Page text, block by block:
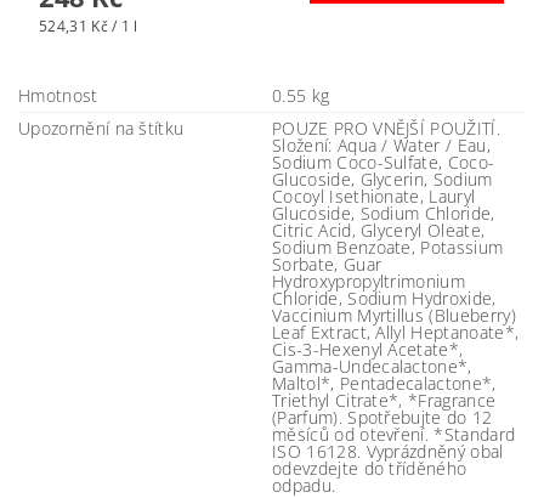
524,31 Kč / 1 l
Hmotnost
0.55 kg
Upozornění na štítku
POUZE PRO VNĚJŠÍ POUŽITÍ.
Složení: Aqua / Water / Eau,
Sodium Coco-Sulfate, Coco-
Glucoside, Glycerin, Sodium
Cocoyl Isethionate, Lauryl
Glucoside, Sodium Chloride,
Citric Acid, Glyceryl Oleate,
Sodium Benzoate, Potassium
Sorbate, Guar
Hydroxypropyltrimonium
Chloride, Sodium Hydroxide,
Vaccinium Myrtillus (Blueberry)
Leaf Extract, Allyl Heptanoate*,
Cis-3-Hexenyl Acetate*,
Gamma-Undecalactone*,
Maltol*, Pentadecalactone*,
Triethyl Citrate*, *Fragrance
(Parfum). Spotřebujte do 12
měsíců od otevření. *Standard
ISO 16128. Vyprázdněný obal
odevzdejte do tříděného
odpadu.